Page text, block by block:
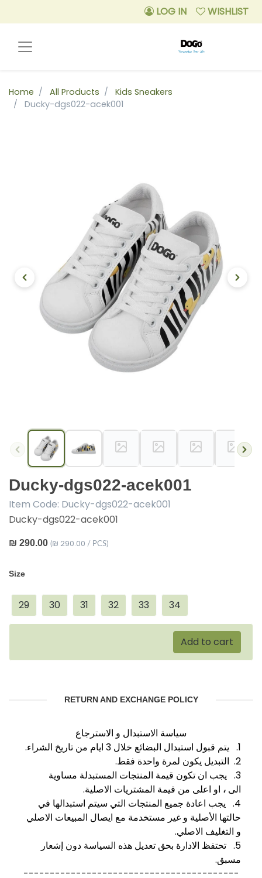
LOG IN WISHLIST
Home All Products
Kids Sneakers
Ducky-dgs022-acek001
Ducky-dgs022-acek001
Item Code: Ducky-dgs022-acek001
Ducky-dgs022-acek001
₪ 290.00 (₪ 290.00 / PCS)
Size
29 30 31 32 33 34
Add to cart
RETURN AND EXCHANGE POLICY
سياسة الاستبدال و الاسترجاع
1. يتم قبول استبدال البضائع خلال 3 ايام من تاريخ الشراء.
2. التبديل يكون لمرة واحدة فقط.
3. يجب ان تكون قيمة المنتجات المستبدلة مساوية
الى ، او اعلى من قيمة المشتريات الاصلية.
4. يجب اعادة جميع المنتجات التي سيتم استبدالها في
حالتها الأصلية و غير مستخدمة مع ايصال المبيعات الاصلي
و التغليف الاصلي.
5. تحتفظ الادارة بحق تعديل هذه السياسة دون إشعار
مسبق.
-----------------------------------------